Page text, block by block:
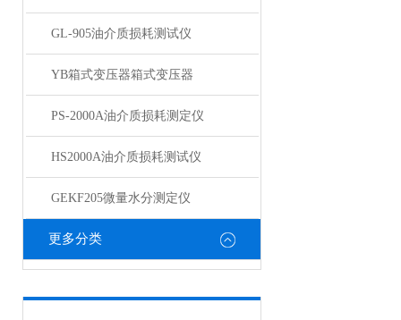
GL-905油介质损耗测试仪
YB箱式变压器箱式变压器
PS-2000A油介质损耗测定仪
HS2000A油介质损耗测试仪
GEKF205微量水分测定仪
更多分类